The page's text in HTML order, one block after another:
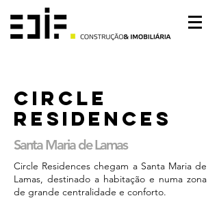
Circle
Residences
Santa Maria de Lamas
Circle Residences chegam a Santa Maria de
Lamas, destinado a habitação e numa zona
de grande centralidade e conforto.